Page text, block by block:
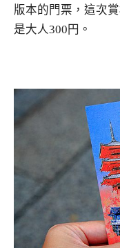
版本的門票，這次
是大人300円。